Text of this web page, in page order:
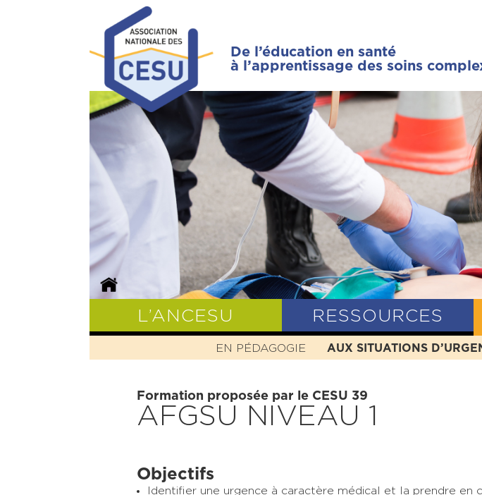
De l’éducation en santé
à l’apprentissage des soins
L’ANCESU
PRÉSENTATION HISTOIRE MISSION
RESSOURCES
EN PÉDAGOGIE AUX SITUATIONS
Formation proposée par le CESU 39
AFGSU NIVEAU 1
Objectifs
Identifier une urgence à caractère médical et la prendre en